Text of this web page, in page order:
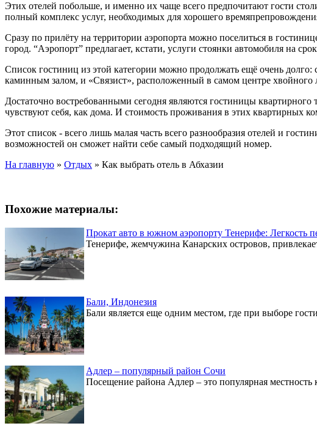
Этих отелей побольше, и именно их чаще всего предпочитают гости
полный комплекс услуг, необходимых для хорошего
Сразу по прилёту на территории аэропорта можно поселиться в
город. “Аэропорт” предлагает, кстати, услуги стоянки автомобиля на
Список гостиниц из этой категории можно продолжать ещё очень
каминным залом, и «Связист», расположенный в самом центре
Достаточно востребованными сегодня являются гостиницы
чувствуют себя, как дома. И стоимость проживания в этих квартирных
Этот список - всего лишь малая часть всего разнообразия отелей и
возможностей он сможет найти себе самый подходящий номер.
На главную » Отдых » Как выбрать отель в Абхазии
Похожие материалы:
Прокат авто в южном аэропорту Тенерифе: Легкость
Тенерифе, жемчужина Канарских островов,
Бали, Индонезия
Бали является еще одним местом, где при выборе
Адлер – популярный район Сочи
Посещение района Адлер – это популярная